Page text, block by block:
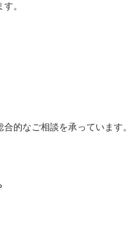
。
的なご相談を承っています。